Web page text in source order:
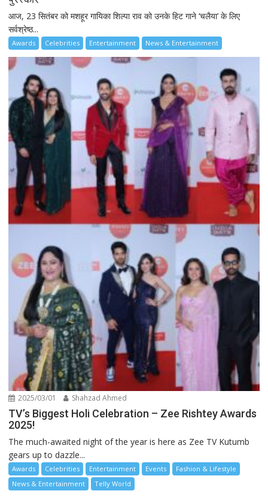
आज, 23 सितंबर को मशहूर गायिका शिल्पा राव को उनके हिट गाने ‘चलैया’ के लिए
सर्वश्रेष्ठ...
Awards Celebrities Entertainment News & Entertainment
2025/03/01 Shahzad Ahmed
TV’s Biggest Holi Celebration – Zee Rishtey Awards
2025!
The much-awaited night of the year is here as Zee TV Kutumb
gears up to dazzle...
Awards Celebrities Entertainment Events
Fashion & Lifestyle
News & Entertainment
Telly World